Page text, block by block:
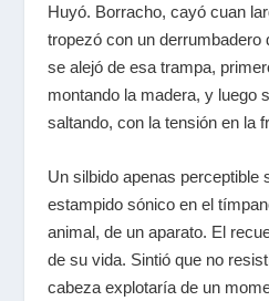
Huyó. Borracho, cayó cuan
tropezó con un
se alejó de esa trampa,
montando la madera, y luego
saltando, con la tensión en la
Un silbido apenas perceptible
estampido sónico en el
animal, de un aparato. El
de su vida. Sintió que no
cabeza explotaría de un